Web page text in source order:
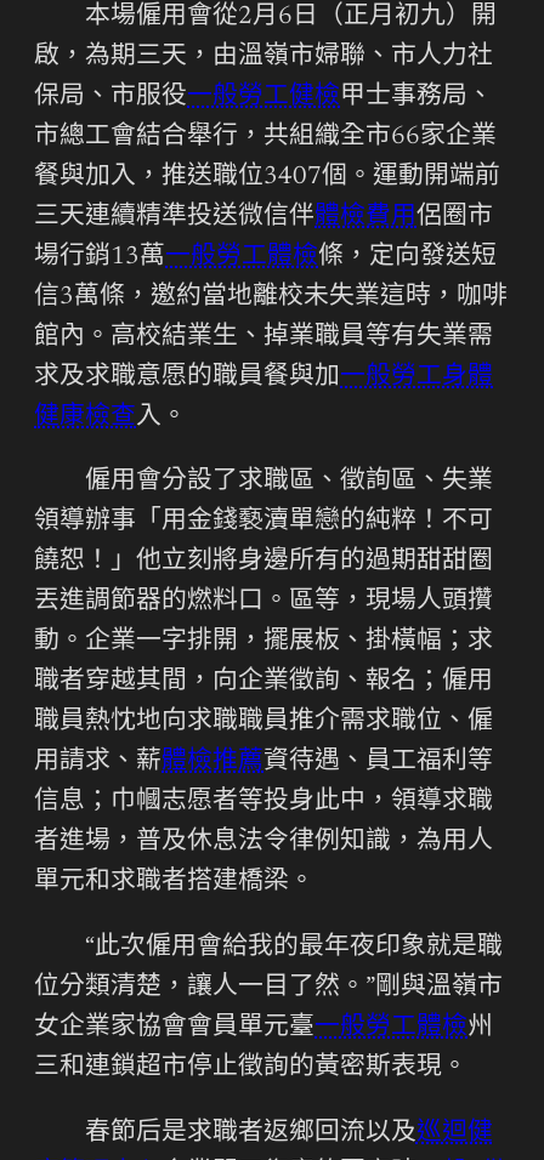
本場僱用會從2月6日（正月初九）開
啟，為期三天，由溫嶺市婦聯、市人力社
保局、市服役一般勞工健檢甲士事務局、
市總工會結合舉行，共組織全市66家企業
餐與加入，推送職位3407個。運動開端前
三天連續精準投送微信伴體檢費用侶圈市
場行銷13萬一般勞工體檢條，定向發送短
信3萬條，邀約當地離校未失業這時，咖啡
館內。高校結業生、掉業職員等有失業需
求及求職意愿的職員餐與加一般勞工身體
健康檢查入。
僱用會分設了求職區、徵詢區、失業
領導辦事「用金錢褻瀆單戀的純粹！不可
饒恕！」他立刻將身邊所有的過期甜甜圈
丟進調節器的燃料口。區等，現場人頭攢
動。企業一字排開，擺展板、掛橫幅；求
職者穿越其間，向企業徵詢、報名；僱用
職員熱忱地向求職職員推介需求職位、僱
用請求、薪體檢推薦資待遇、員工福利等
信息；巾幗志愿者等投身此中，領導求職
者進場，普及休息法令律例知識，為用人
單元和求職者搭建橋梁。
“此次僱用會給我的最年夜印象就是職
位分類清楚，讓人一目了然。”剛與溫嶺市
女企業家協會會員單元臺一般勞工體檢州
三和連鎖超市停止徵詢的黃密斯表現。
春節后是求職者返鄉回流以及巡迴健